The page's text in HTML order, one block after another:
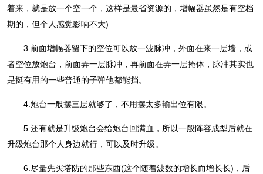
着来，就是放一个空一个，这样是最省资源的，增幅器虽然是有空档
期的，但个人感觉影响不大)
3.前面增幅器留下的空位可以放一波脉冲，外面在来一层墙，或
者空位放炮台，前面弄一层脉冲，再前面在弄一层掩体，脉冲其实也
是挺有用的一些普通的子弹他都能挡。
4.炮台一般摆三层就够了，不用摆太多输出位有限。
5.还有就是升级炮台会给炮台回满血，所以一般阵容成型后就在
升级炮台那个人身边就行，可以及时升级。
6.尽量先买塔防的那些东西(这个随着波数的增长而增长长)，后